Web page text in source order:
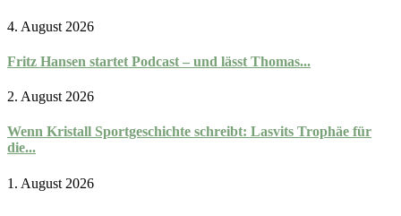
4. August 2026
Fritz Hansen startet Podcast – und lässt Thomas...
2. August 2026
Wenn Kristall Sportgeschichte schreibt: Lasvits Trophäe für
die...
1. August 2026